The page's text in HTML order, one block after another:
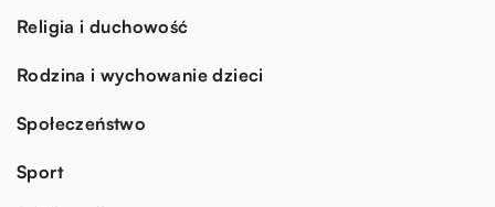
Religia i duchowość
Rodzina i wychowanie dzieci
Społeczeństwo
Sport